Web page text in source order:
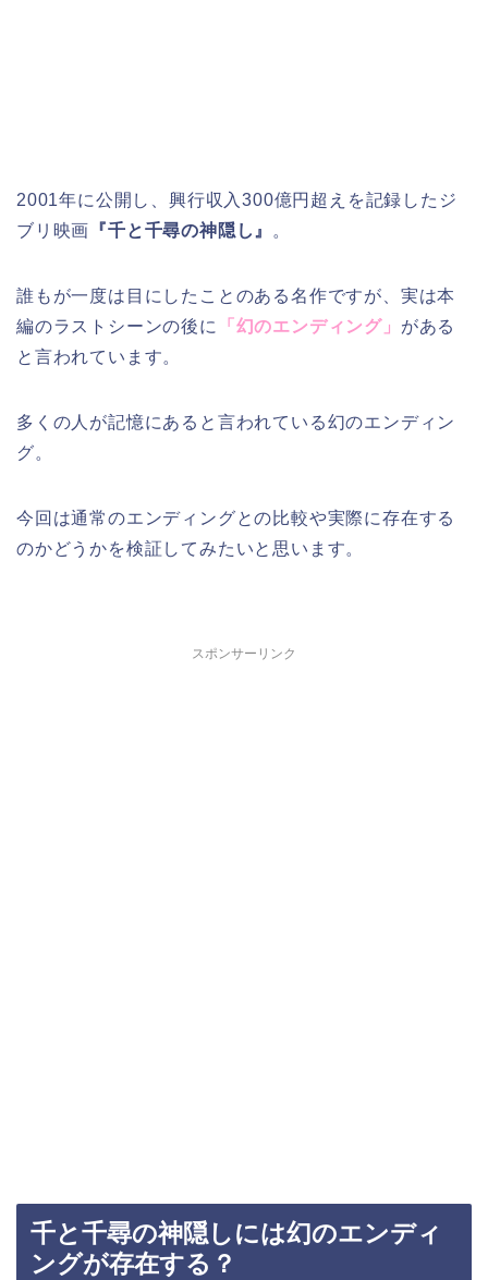
2001年に公開し、興行収入300億円超えを記録したジ
ブリ映画 『千と千尋の神隠し』 。
誰もが一度は目にしたことのある名作ですが、実は本
編のラストシーンの後に
「幻のエンディング」 がある
と言われています。
多くの人が記憶にあると言われている幻のエンディン
グ。
今回は通常のエンディングとの比較や実際に存在する
のかどうかを検証してみたいと思います。
スポンサーリンク
千と千尋の神隠しには幻のエンディ
ングが存在する？